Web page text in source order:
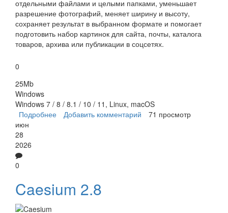
отдельными файлами и целыми папками, уменьшает
разрешение фотографий, меняет ширину и высоту,
сохраняет результат в выбранном формате и помогает
подготовить набор картинок для сайта, почты, каталога
товаров, архива или публикации в соцсетях.
0
25Mb
Windows
Windows 7 / 8 / 8.1 / 10 / 11, Linux, macOS
Подробнее о XnResize
Добавить комментарий
71 просмотр
июн
28
2026
0
Caesium 2.8